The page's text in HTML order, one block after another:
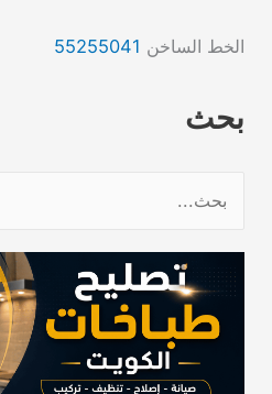
الخط الساخن 55255041
بحث